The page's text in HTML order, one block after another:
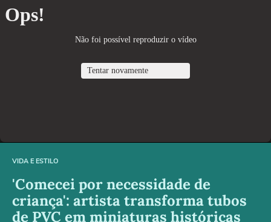
VIDA E ESTILO
'Comecei por necessidade de
criança': artista transforma tubos
de PVC em miniaturas históricas